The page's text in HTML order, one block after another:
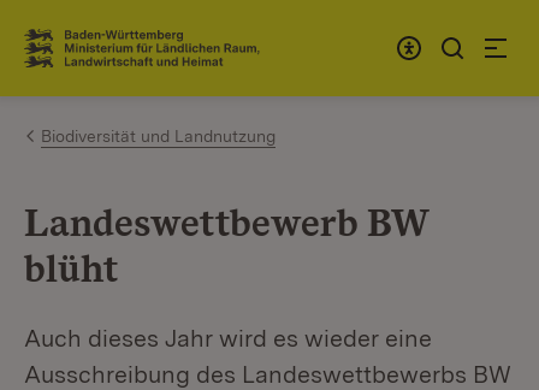
Zum Inhalt springen
Link zur Startseite
Biodiversität und Landnutzung
Landeswettbewerb BW
blüht
Auch dieses Jahr wird es wieder eine
Ausschreibung des Landeswettbewerbs BW